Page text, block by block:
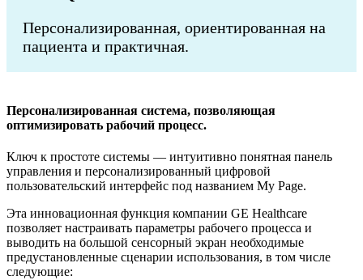
Персонализированная, ориентированная на
пациента и практичная.
Персонализированная система, позволяющая
оптимизировать рабочий процесс.
Ключ к простоте системы — интуитивно понятная панель
управления и персонализированный цифровой
пользовательский интерфейс под названием My Page.
Эта инновационная функция компании GE Healthcare
позволяет настраивать параметры рабочего процесса и
выводить на большой сенсорный экран необходимые
предустановленные сценарии использования, в том числе
следующие: